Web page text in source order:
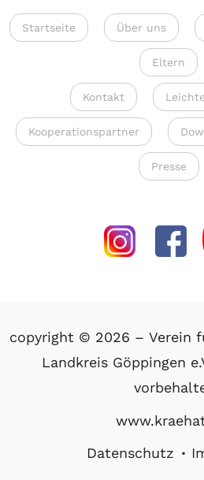
Startseite Über uns
Eltern
Kontakt
Kooperationspartner
Presse
copyright © 2026 – Verein
Landkreis Göppingen
Datenschutz